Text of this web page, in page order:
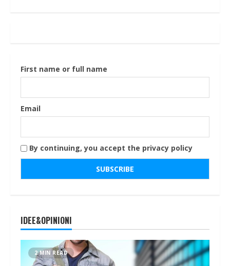
First name or full name
Email
By continuing, you accept the privacy policy
IDEE&OPINIONI
2 MIN READ